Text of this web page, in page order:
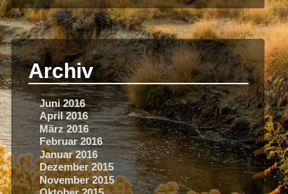
Archiv
Juni 2016
April 2016
März 2016
Februar 2016
Januar 2016
Dezember 2015
November 2015